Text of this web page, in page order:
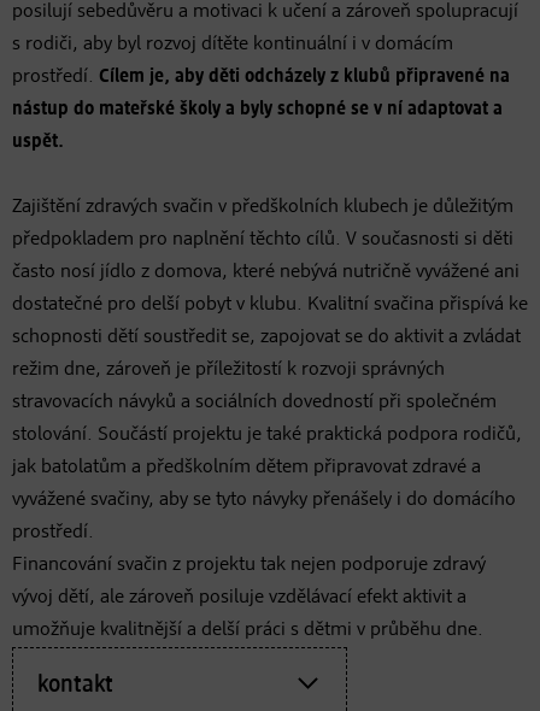
posilují sebedůvěru a motivaci k učení a zároveň spolupracují
s rodiči, aby byl rozvoj dítěte kontinuální i v domácím
prostředí. Cílem je, aby děti odcházely z klubů připravené na
nástup do mateřské školy a byly schopné se v ní adaptovat a
uspět.
Zajištění zdravých svačin v předškolních klubech je důležitým
předpokladem pro naplnění těchto cílů. V současnosti si děti
často nosí jídlo z domova, které nebývá nutričně vyvážené ani
dostatečné pro delší pobyt v klubu. Kvalitní svačina přispívá ke
schopnosti dětí soustředit se, zapojovat se do aktivit a zvládat
režim dne, zároveň je příležitostí k rozvoji správných
stravovacích návyků a sociálních dovedností při společném
stolování. Součástí projektu je také praktická podpora rodičů,
jak batolatům a předškolním dětem připravovat zdravé a
vyvážené svačiny, aby se tyto návyky přenášely i do domácího
prostředí.
Financování svačin z projektu tak nejen podporuje zdravý
vývoj dětí, ale zároveň posiluje vzdělávací efekt aktivit a
umožňuje kvalitnější a delší práci s dětmi v průběhu dne.
kontakt